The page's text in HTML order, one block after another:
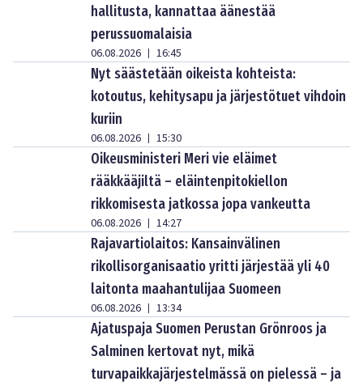
hallitusta, kannattaa äänestää
perussuomalaisia
06.08.2026 | 16:45
Nyt säästetään oikeista kohteista:
kotoutus, kehitysapu ja järjestötuet vihdoin
kuriin
06.08.2026 | 15:30
Oikeusministeri Meri vie eläimet
rääkkääjiltä – eläintenpitokiellon
rikkomisesta jatkossa jopa vankeutta
06.08.2026 | 14:27
Rajavartiolaitos: Kansainvälinen
rikollisorganisaatio yritti järjestää yli 40
laitonta maahantulijaa Suomeen
06.08.2026 | 13:34
Ajatuspaja Suomen Perustan Grönroos ja
Salminen kertovat nyt, mikä
turvapaikkajärjestelmässä on pielessä – ja